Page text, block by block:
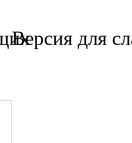
Версия для